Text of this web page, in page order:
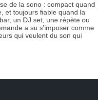
de la sono : compact quand
et toujours fiable quand la
un DJ set, une répète ou
a su s’imposer comme
qui veulent du son qui